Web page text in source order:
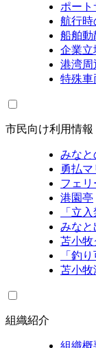
ポート
航行時
船舶動
企業立
港湾周
特殊車
市民向け利用情報
みなと
勇払
フェ
港園亭
「立
みなと
苫小牧
「釣
苫小牧
組織紹介
組織概